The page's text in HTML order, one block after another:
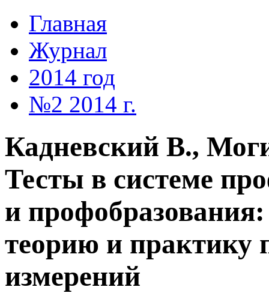
Главная
Журнал
2014 год
№2 2014 г.
Кадневский В.,
Тесты в системе
и
теорию и практику
измерений